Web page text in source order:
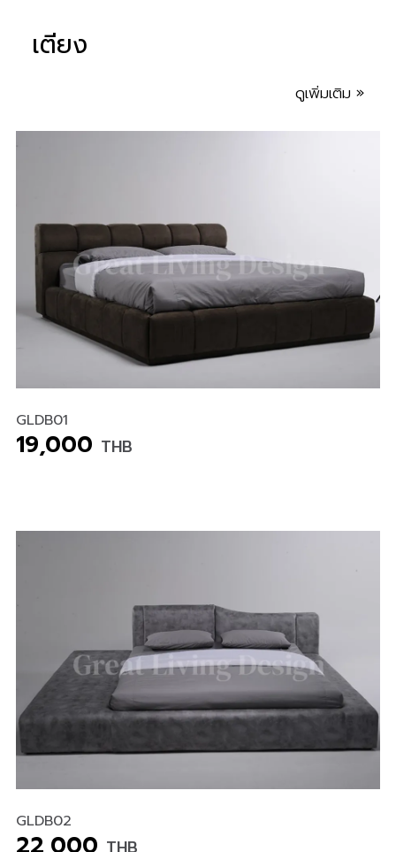
เตียง
ดูเพิ่มเติม »
GLDB01
19,000 THB
GLDB02